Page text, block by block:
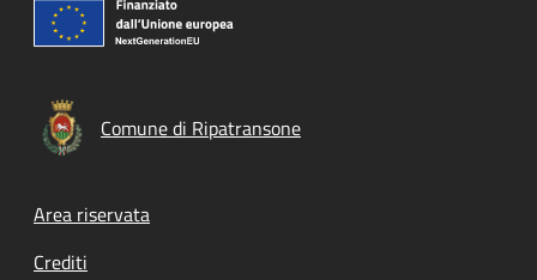
Comune di Ripatransone
Footer menu
Area riservata
Crediti